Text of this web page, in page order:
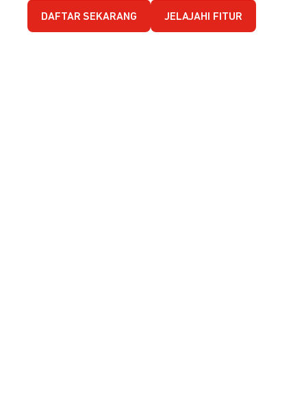
DAFTAR SEKARANG JELAJAHI FITUR